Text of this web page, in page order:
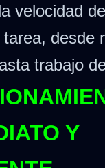
velocidad
desde
trabajo
Y